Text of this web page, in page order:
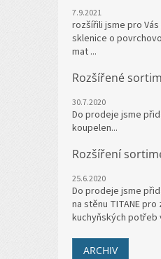
7.9.2021
rozšířili jsme pro
sklenice o
mat ...
Rozšířené
30.7.2020
Do prodeje jsme
koupelen...
Rozšíření
25.6.2020
Do prodeje jsme
na stěnu TITANE
kuchyňských potřeb
ARCHIV